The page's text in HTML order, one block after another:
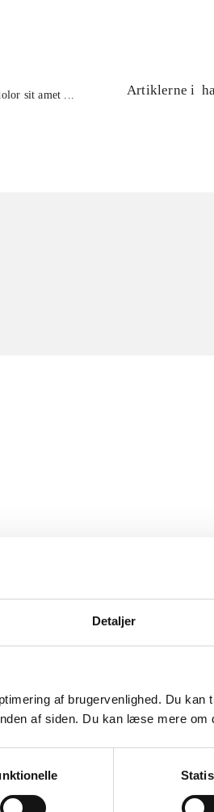
Detaljer
af brugervenlighed. Du
af siden. Du kan læse mere om
sit amet ...
Artiklerne i